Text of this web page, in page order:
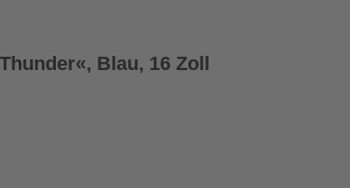
Blau, 16 Zoll